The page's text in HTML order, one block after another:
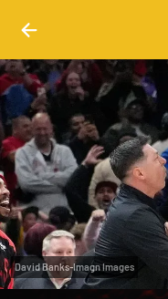
David Banks-Imagn Images